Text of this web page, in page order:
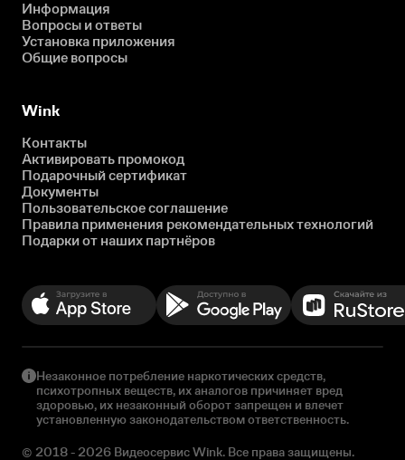
Информация
Вопросы и ответы
Установка приложения
Общие вопросы
Wink
Контакты
Активировать промокод
Подарочный сертификат
Документы
Пользовательское соглашение
Правила применения рекомендательных технологий
Подарки от наших партнёров
Незаконное потребление наркотических средств,
психотропных веществ, их аналогов причиняет вред
здоровью, их незаконный оборот запрещен и влечет
установленную законодательством ответственность.
© 2018 - 2026 Видеосервис Wink. Все права защищены.